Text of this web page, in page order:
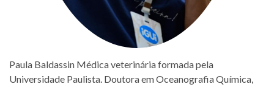
Paula Baldassin Médica veterinária formada pela
Universidade Paulista. Doutora em Oceanografia Química,